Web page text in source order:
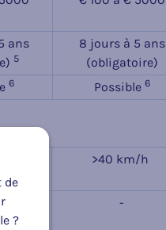
ans
5
8 jours à 5 ans
(obligatoire)
6 Possible 6
>40 km/h
-
de
?